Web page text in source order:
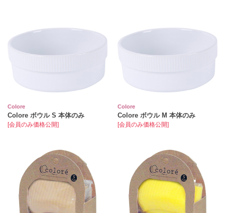
Colore
Colore ボウル S 本体のみ
[会員のみ価格公開]
Colore
Colore ボウル M 本体のみ
[会員のみ価格公開]